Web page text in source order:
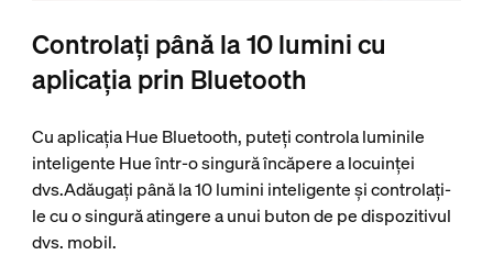
Controlați până la 10 lumini cu
aplicația prin Bluetooth
Cu aplicația Hue Bluetooth, puteți controla luminile
inteligente Hue într-o singură încăpere a locuinței
dvs.Adăugați până la 10 lumini inteligente și controlați-
le cu o singură atingere a unui buton de pe dispozitivul
dvs. mobil.